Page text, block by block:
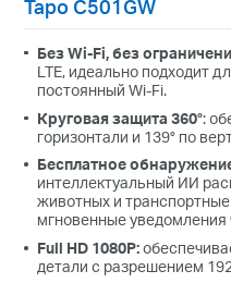
Tapo C501GW
Без Wi-Fi, без
LTE, идеально подходит
постоянный Wi-Fi.
Круговая защита 360°:
горизонтали и 139° по
Бесплатное
интеллектуальный ИИ
животных и
мгновенные уведомления
Full HD 1080P:
детали с разрешением